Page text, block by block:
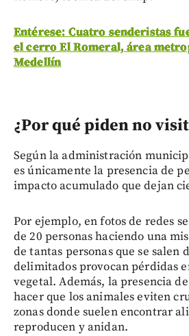
Entérese: Cuatro senderistas
el cerro El Romeral, área
Medellín
¿Por qué piden no
Según la administración
es únicamente la presencia de
impacto acumulado que dejan
Por ejemplo, en fotos de redes
de 20 personas haciendo una
de tantas personas que se salen
delimitados provocan pérdidas
vegetal. Además, la presencia
hacer que los animales eviten
zonas donde suelen encontrar
reproducen y anidan.